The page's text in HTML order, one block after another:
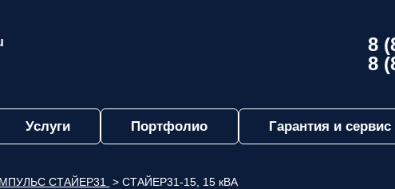
8
8
Услуги Портфолио Гарантия и сервис
СТАЙЕР31 > СТАЙЕР31-15, 15 кВА